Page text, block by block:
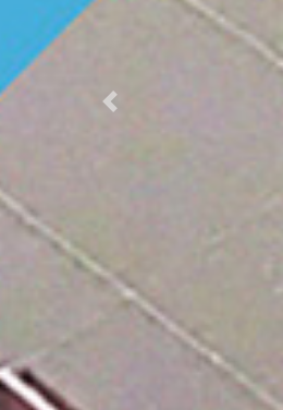
Previous